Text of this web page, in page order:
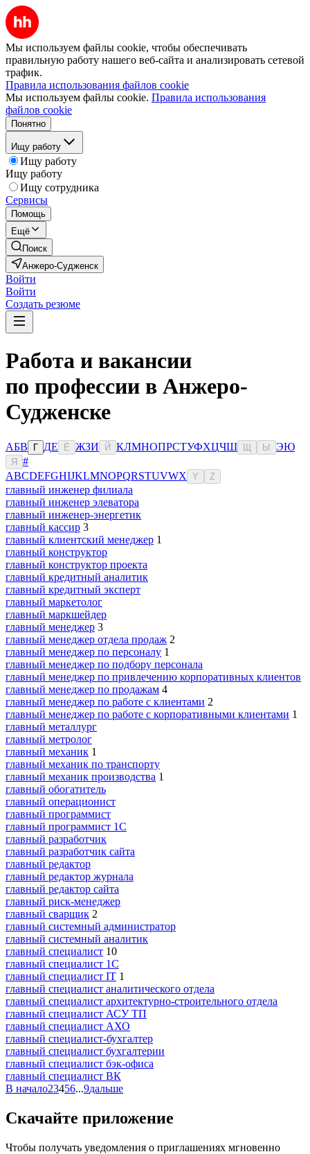
Мы используем файлы cookie, чтобы обеспечивать
правильную работу нашего веб-сайта и анализировать сетевой
трафик.
Правила использования файлов cookie
Мы используем файлы cookie. Правила использования
файлов cookie
Понятно
Ищу работу
Ищу работу
Ищу работу
Ищу сотрудника
Сервисы
Помощь
Ещё
Поиск
Анжеро-Судженск
Войти
Войти
Создать резюме
Работа и вакансии
по профессии в Анжеро-
Судженске
АБВ Г ДЕ Ё ЖЗИ Й КЛМНОПРСТУФХЦЧШ Ы ЭЮ
Я
#
ABCDEFGHIJKLMNOPQRSTUVWX Y Z
главный инженер филиала
главный инженер элеватора
главный инженер-энергетик
главный кассир 3
главный клиентский менеджер 1
главный конструктор
главный конструктор проекта
главный кредитный аналитик
главный кредитный эксперт
главный маркетолог
главный маркшейдер
главный менеджер 3
главный менеджер отдела продаж 2
главный менеджер по персоналу 1
главный менеджер по подбору персонала
главный менеджер по привлечению корпоративных клиентов
главный менеджер по продажам 4
главный менеджер по работе с клиентами 2
главный менеджер по работе с корпоративными клиентами 1
главный металлург
главный метролог
главный механик 1
главный механик по транспорту
главный механик производства 1
главный обогатитель
главный операционист
главный программист
главный программист 1С
главный разработчик
главный разработчик сайта
главный редактор
главный редактор журнала
главный редактор сайта
главный риск-менеджер
главный сварщик 2
главный системный администратор
главный системный аналитик
главный специалист 10
главный специалист 1С
главный специалист IT 1
главный специалист аналитического отдела
главный специалист архитектурно-строительного отдела
главный специалист АСУ ТП
главный специалист АХО
главный специалист-бухгалтер
главный специалист бухгалтерии
главный специалист бэк-офиса
главный специалист ВК
В начало23456...9дальше
Скачайте приложение
Чтобы получать уведомления о приглашениях мгновенно